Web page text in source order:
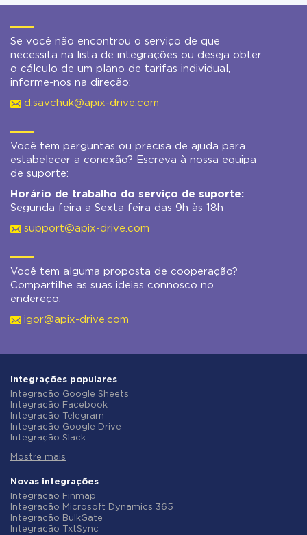
Se você não encontrou o serviço de que
necessita na lista de integrações ou deseja obter
o cálculo de um plano de tarifas individual,
informe-nos na direção:
d.savchuk@apix-drive.com
Você tem perguntas ou precisa de ajuda para
estabelecer a conexão? Escreva à nossa equipa
de suporte:
Horário de trabalho do serviço de suporte:
Segunda feira a Sexta feira das 9h às 18h
support@apix-drive.com
Você tem alguma proposta de cooperação?
Compartilhe as suas ideias connosco no
endereço:
igor@apix-drive.com
Integrações populares
Integração Google Sheets
Integração Facebook
Integração Telegram
Integração Google Drive
Integração Slack
Integração Gmail
Integração ClickUp
Integração Airtable
Integração Google Contacts
Integração OpenAI (ChatGPT)
Integração Instagram
Mostre mais
Novas integrações
Integração Finmap
Integração Microsoft Dynamics 365
Integração BulkGate
Integração TxtSync